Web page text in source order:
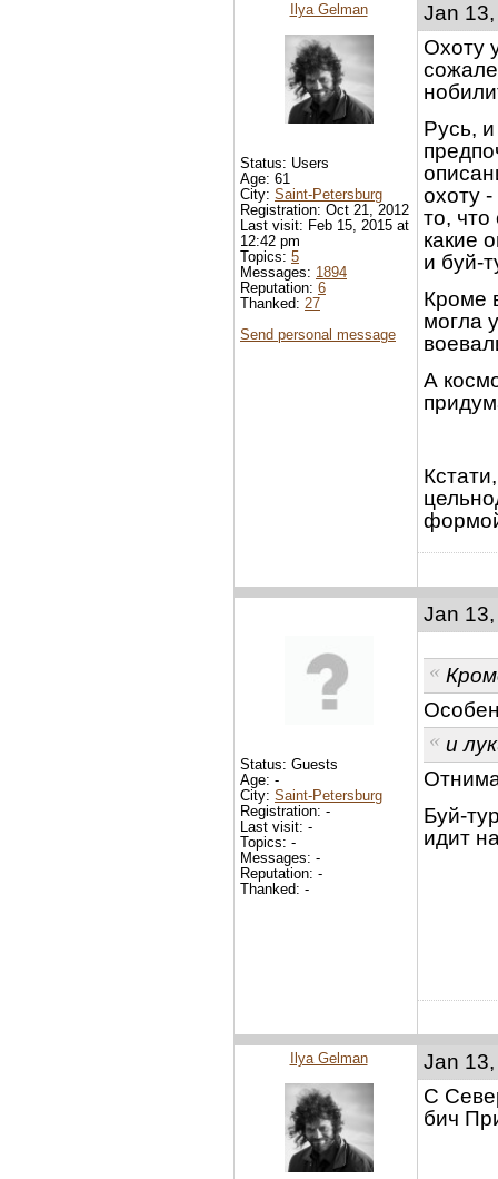
Jan
Охоту
Русь,
охоту
то,
какие
и буй-
Кроме
могла
А
Ilya Gelman
Status: Users
Age: 61
City: Saint-Petersburg
Registration: Oct 21, 2012
Last visit: Feb 15, 2015 at
12:42 pm
Topics: 5
Messages: 1894
Reputation: 6
Thanked: 27
Send personal message
Jan
и
Буй-
идит
Status: Guests
Age: -
City: Saint-Petersburg
Registration: -
Last visit: -
Topics: -
Messages: -
Reputation: -
Thanked: -
Jan
С
бич
Ilya Gelman